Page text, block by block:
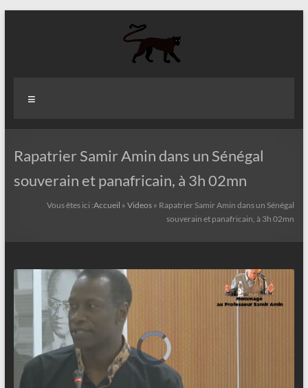
Fall
Internationaliste
Rapatrier Samir Amin dans un Sénégal
souverain et panafricain, à 3h 02mn
Vous êtes ici :Accueil »Videos » Rapatrier Samir Amin dans un Sénégal
souverain et panafricain, à 3h 02mn